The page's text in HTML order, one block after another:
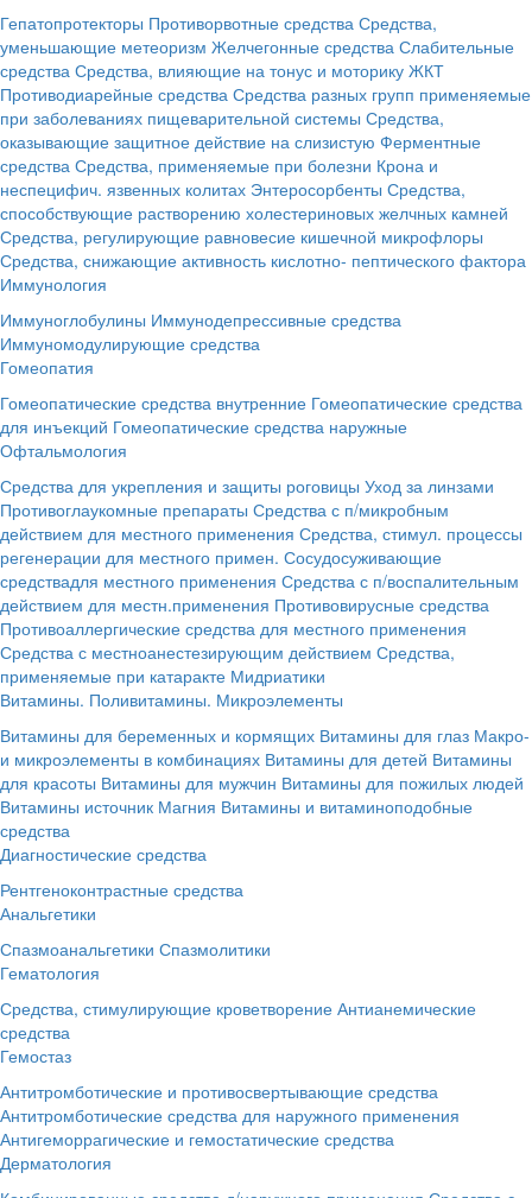
Гепатопротекторы Противорвотные средства Средства,
уменьшающие метеоризм Желчегонные средства Слабительные
средства Средства, влияющие на тонус и моторику ЖКТ
Противодиарейные средства Средства разных групп применяемые
при заболеваниях пищеварительной системы Средства,
оказывающие защитное действие на слизистую Ферментные
средства Средства, применяемые при болезни Крона и
неспецифич. язвенных колитах Энтеросорбенты Средства,
способствующие растворению холестериновых желчных камней
Средства, регулирующие равновесие кишечной микрофлоры
Средства, снижающие активность кислотно- пептического фактора
Иммунология
Иммуноглобулины Иммунодепрессивные средства
Иммуномодулирующие средства
Гомеопатия
Гомеопатические средства внутренние Гомеопатические средства
для инъекций Гомеопатические средства наружные
Офтальмология
Средства для укрепления и защиты роговицы Уход за линзами
Противоглаукомные препараты Средства с п/микробным
действием для местного применения Средства, стимул. процессы
регенерации для местного примен. Сосудосуживающие
средствадля местного применения Средства с п/воспалительным
действием для местн.применения Противовирусные средства
Противоаллергические средства для местного применения
Средства с местноанестезирующим действием Средства,
применяемые при катаракте Мидриатики
Витамины. Поливитамины. Микроэлементы
Витамины для беременных и кормящих Витамины для глаз Макро-
и микроэлементы в комбинациях Витамины для детей Витамины
для красоты Витамины для мужчин Витамины для пожилых людей
Витамины источник Магния Витамины и витаминоподобные
средства
Диагностические средства
Рентгеноконтрастные средства
Анальгетики
Спазмоанальгетики Спазмолитики
Гематология
Средства, стимулирующие кроветворение Антианемические
средства
Гемостаз
Антитромботические и противосвертывающие средства
Антитромботические средства для наружного применения
Антигеморрагические и гемостатические средства
Дерматология